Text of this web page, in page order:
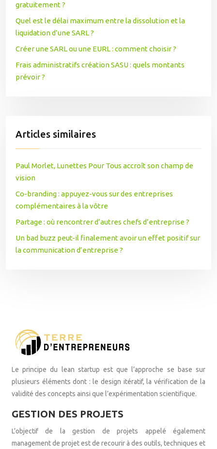
gratuitement ?
Quel est le délai maximum entre la dissolution et la
liquidation d’une SARL ?
Créer une SARL ou une EURL : comment choisir ?
Frais administratifs création SASU : quels montants
prévoir ?
Articles similaires
Paul Morlet, Lunettes Pour Tous accroît son champ de
vision
Co-branding : appuyez-vous sur des entreprises
complémentaires à la vôtre
Partage : où rencontrer d’autres chefs d’entreprise ?
Un bad buzz peut-il finalement avoir un effet positif sur
la communication d’entreprise ?
Le principe du lean startup est que l’approche se base sur
plusieurs éléments dont : le design itératif, la vérification de la
validité des concepts ainsi que l’expérimentation scientifique.
GESTION DES PROJETS
L’objectif de la gestion de projets appelé également
management de projet est de recourir à des outils, techniques et